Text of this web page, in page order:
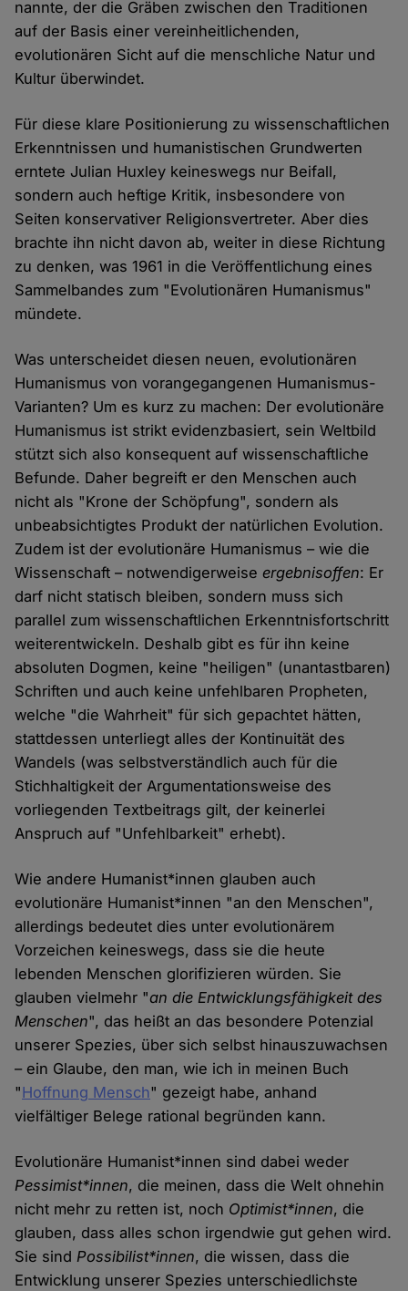
nannte, der die Gräben zwischen den Traditionen
auf der Basis einer vereinheitlichenden,
evolutionären Sicht auf die menschliche Natur und
Kultur überwindet.
Für diese klare Positionierung zu wissenschaftlichen
Erkenntnissen und humanistischen Grundwerten
erntete Julian Huxley keineswegs nur Beifall,
sondern auch heftige Kritik, insbesondere von
Seiten konservativer Religionsvertreter. Aber dies
brachte ihn nicht davon ab, weiter in diese Richtung
zu denken, was 1961 in die Veröffentlichung eines
Sammelbandes zum "Evolutionären Humanismus"
mündete.
Was unterscheidet diesen neuen, evolutionären
Humanismus von vorangegangenen Humanismus-
Varianten? Um es kurz zu machen: Der evolutionäre
Humanismus ist strikt evidenzbasiert, sein Weltbild
stützt sich also konsequent auf wissenschaftliche
Befunde. Daher begreift er den Menschen auch
nicht als "Krone der Schöpfung", sondern als
unbeabsichtigtes Produkt der natürlichen Evolution.
Zudem ist der evolutionäre Humanismus – wie die
Wissenschaft – notwendigerweiseergebnisoffen: Er
darf nicht statisch bleiben, sondern muss sich
parallel zum wissenschaftlichen Erkenntnisfortschritt
weiterentwickeln. Deshalb gibt es für ihn keine
absoluten Dogmen, keine "heiligen" (unantastbaren)
Schriften und auch keine unfehlbaren Propheten,
welche "die Wahrheit" für sich gepachtet hätten,
stattdessen unterliegt alles der Kontinuität des
Wandels (was selbstverständlich auch für die
Stichhaltigkeit der Argumentationsweise des
vorliegenden Textbeitrags gilt, der keinerlei
Anspruch auf "Unfehlbarkeit" erhebt).
Wie andere Humanist*innen glauben auch
evolutionäre Humanist*innen "an den Menschen",
allerdings bedeutet dies unter evolutionärem
Vorzeichen keineswegs, dass sie die heute
lebenden Menschen glorifizieren würden. Sie
glauben vielmehr "an die Entwicklungsfähigkeit des
Menschen", das heißt an das besondere Potenzial
unserer Spezies, über sich selbst hinauszuwachsen
– ein Glaube, den man, wie ich in meinen Buch
"Hoffnung Mensch" gezeigt habe, anhand
vielfältiger Belege rational begründen kann.
Evolutionäre Humanist*innen sind dabei weder
Pessimist*innen, die meinen, dass die Welt ohnehin
nicht mehr zu retten ist, noch Optimist*innen, die
glauben, dass alles schon irgendwie gut gehen wird.
Sie sindPossibilist*innen, die wissen, dass die
Entwicklung unserer Spezies unterschiedlichste